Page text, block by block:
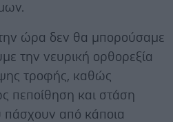
ώρα δεν θα μπορούσαμε
την νευρική ορθορεξία
τροφής, καθώς
πεποίθηση και στάση
από κάποια